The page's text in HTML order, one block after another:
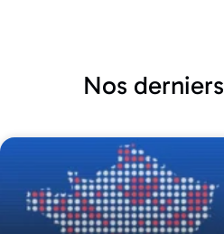
Nos derniers